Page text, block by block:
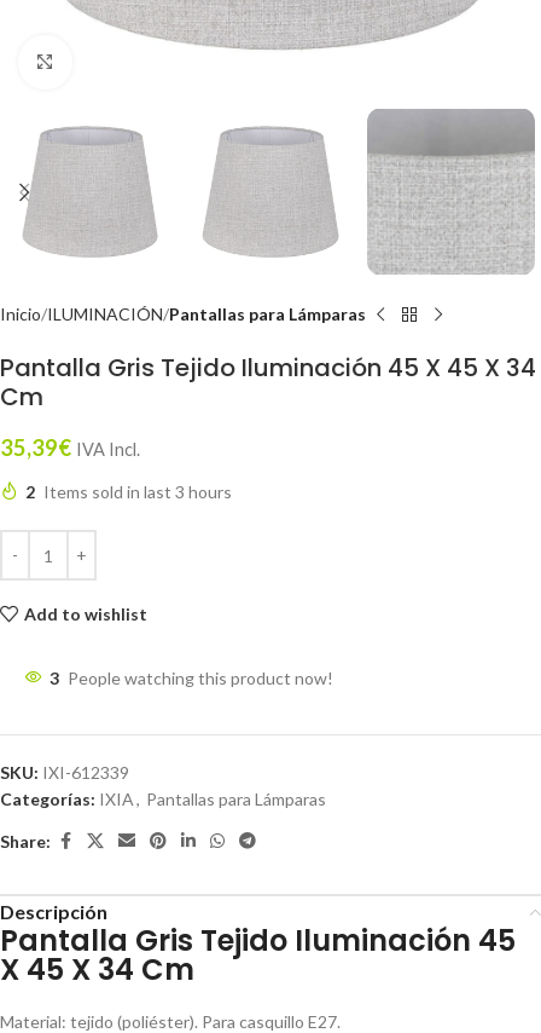
Inicio ILUMINACIÓN Pantallas para Lámparas
Pantalla Gris Tejido Iluminación 45 X 45 X 34
Cm
35,39€ IVA Incl.
2 Items sold in last 3 hours
Add to wishlist
3 People watching this product now!
SKU: IXI-612339
Categorías: IXIA, Pantallas para Lámparas
Share:
Descripción
Pantalla Gris Tejido Iluminación 45
X 45 X 34 Cm
Material: tejido (poliéster). Para casquillo E27.